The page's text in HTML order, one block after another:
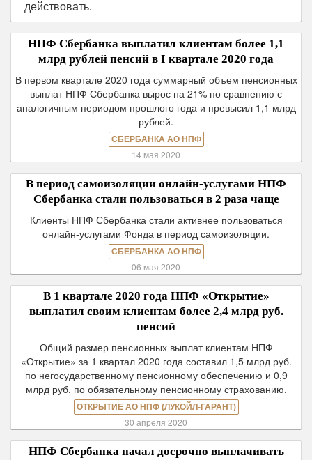
действовать.
НПФ Сбербанка выплатил клиентам более 1,1
млрд рублей пенсий в I квартале 2020 года
В первом квартале 2020 года суммарный объем пенсионных
выплат НПФ Сбербанка вырос на 21% по сравнению с
аналогичным периодом прошлого года и превысил 1,1 млрд
рублей.
СБЕРБАНКА АО НПФ
14 мая 2020
В период самоизоляции онлайн-услугами НПФ
Сбербанка стали пользоваться в 2 раза чаще
Клиенты НПФ Сбербанка стали активнее пользоваться
онлайн-услугами Фонда в период самоизоляции.
СБЕРБАНКА АО НПФ
06 мая 2020
В 1 квартале 2020 года НПФ «Открытие»
выплатил своим клиентам более 2,4 млрд руб.
пенсий
Общий размер пенсионных выплат клиентам НПФ
«Открытие» за 1 квартал 2020 года составил 1,5 млрд руб.
по негосударственному пенсионному обеспечению и 0,9
млрд руб. по обязательному пенсионному страхованию.
ОТКРЫТИЕ АО НПФ (ЛУКОЙЛ-ГАРАНТ)
30 апреля 2020
НПФ Сбербанка начал досрочно выплачивать